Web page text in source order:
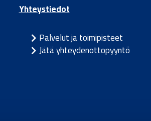
Yhteystiedot
Palvelut ja toimipisteet
Jätä yhteydenottopyyntö